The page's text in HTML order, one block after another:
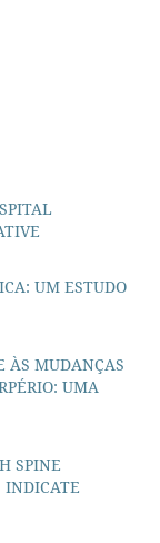
UM ESTUDO
ÀS MUDANÇAS
UMA
SPINE
INDICATE